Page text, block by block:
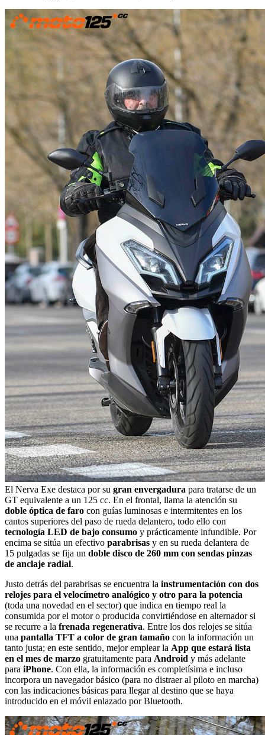
El Nerva Exe destaca por su gran envergadura para tratarse de un
GT equivalente a un 125 cc. En el frontal, llama la atención su
doble óptica de faro con guías luminosas e intermitentes en los
cantos superiores del paso de rueda delantero, todo ello con
tecnología LED de bajo consumo y prácticamente infundible. Por
encima se sitúa un efectivo parabrisas y en su rueda delantera de
15 pulgadas se fija un doble disco de 260 mm con sendas pinzas
de anclaje radial.
Justo detrás del parabrisas se encuentra la instrumentación con dos
relojes para el velocímetro analógico y otro para la potencia
(toda una novedad en el sector) que indica en tiempo real la
consumida por el motor o producida convirtiéndose en alternador si
se recurre a la frenada regenerativa. Entre los dos relojes se sitúa
una pantalla TFT a color de gran tamaño con la información un
tanto justa; en este sentido, mejor emplear la App que estará lista
en el mes de marzo gratuitamente para Android y más adelante
para iPhone. Con ella, la información es completísima e incluso
incorpora un navegador básico (para no distraer al piloto en marcha)
con las indicaciones básicas para llegar al destino que se haya
introducido en el móvil enlazado por Bluetooth.